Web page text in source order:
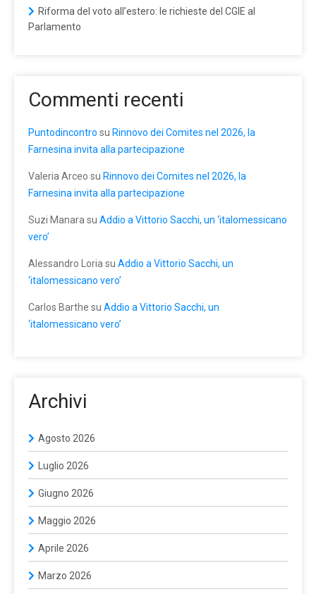
Riforma del voto all’estero: le richieste del CGIE al
Parlamento
Commenti recenti
Puntodincontro su Rinnovo dei Comites nel 2026, la
Farnesina invita alla partecipazione
Valeria Arceo su Rinnovo dei Comites nel 2026, la
Farnesina invita alla partecipazione
Suzi Manara su Addio a Vittorio Sacchi, un ‘italomessicano
vero’
Alessandro Loria su Addio a Vittorio Sacchi, un
‘italomessicano vero’
Carlos Barthe su Addio a Vittorio Sacchi, un
‘italomessicano vero’
Archivi
Agosto 2026
Luglio 2026
Giugno 2026
Maggio 2026
Aprile 2026
Marzo 2026